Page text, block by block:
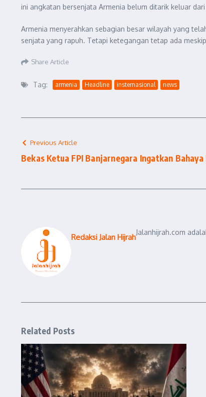
ini angkatan bersenjata Armenia belum ditarik keluar
Armenia menyerahkan sebagian besar wilayah yang
senjata yang rapuh. Tetapi ketegangan tetap ada
Share Article
Tag: armenia Headline insternasional news
Previous Article
Bekas Ketua FPI Banjarnegara Ingatkan
Redaksi Jalan Hijrah
Jalanhijrah.com
Related Posts